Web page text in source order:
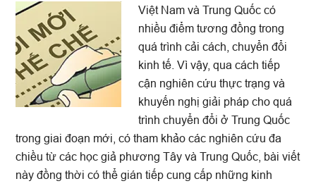
triển
của
Trung
Quốc
(2)
Việt Nam và Trung Quốc có
nhiều điểm tương đồng trong
quá trình cải cách, chuyển đổi
kinh tế. Vì vậy, qua cách tiếp
cận nghiên cứu thực trạng và
khuyến nghị giải pháp cho quá
trình chuyển đổi ở Trung Quốc
trong giai đoạn mới, có tham khảo các nghiên cứu đa
chiều từ các học giả phương Tây và Trung Quốc, bài viết
này đồng thời có thể gián tiếp cung cấp những kinh